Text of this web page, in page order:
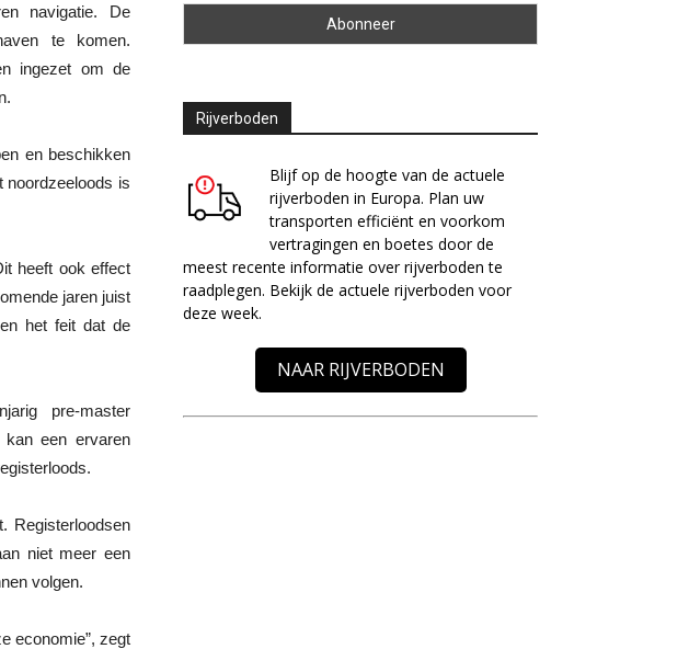
navigatie. De
te komen.
ingezet om de
en beschikken
noordzeeloods is
heeft ook effect
jaren juist
het feit dat de
pre-master
kan een ervaren
Registerloodsen
niet meer een
volgen.
economie”, zegt
Rijverboden
Blijf op de hoogte van de actuele
rijverboden in Europa. Plan uw
transporten efficiënt en voorkom
vertragingen en boetes door de
meest recente informatie over rijverboden te
raadplegen. Bekijk de actuele rijverboden voor
deze week.
NAAR RIJVERBODEN